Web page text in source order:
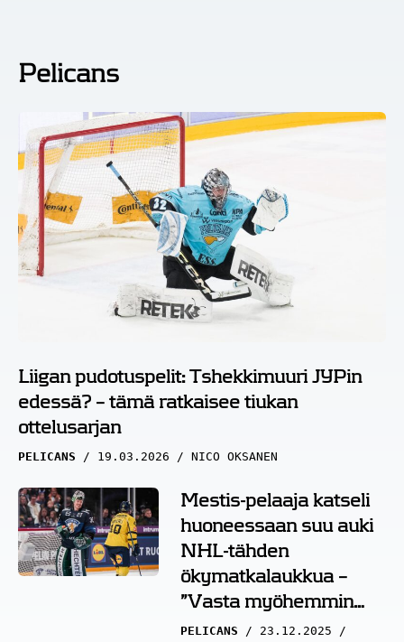
Pelicans
Liigan pudotuspelit: Tshekkimuuri JYPin
edessä? – tämä ratkaisee tiukan
ottelusarjan
PELICANS 19.03.2026 NICO OKSANEN
Mestis-pelaaja katseli
huoneessaan suu auki
NHL-tähden
ökymatkalaukkua –
”Vasta myöhemmin
olen tajunnut”
PELICANS
23.12.2025